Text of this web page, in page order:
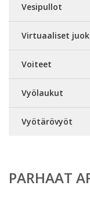
Vesipullot
Virtuaaliset
Voiteet
Vyölaukut
Vyötärövyöt
PARHAAT